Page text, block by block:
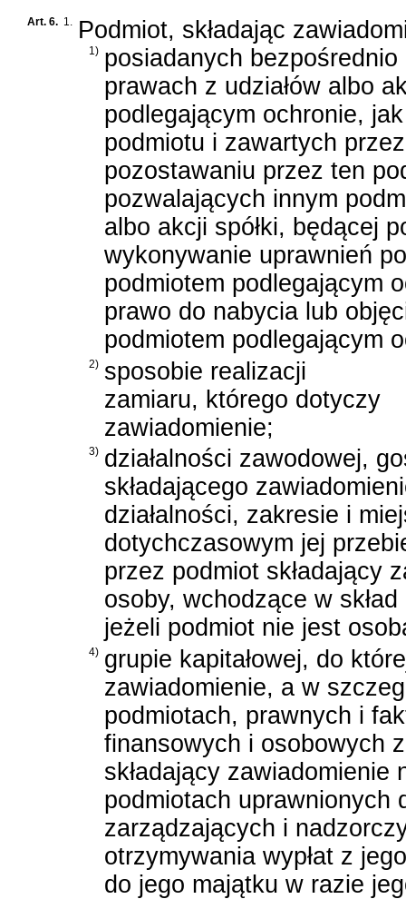
Art. 6. 1. Podmiot, składając
1) posiadanych
prawach z udziałów albo
podlegającym ochronie,
podmiotu i zawartych
pozostawaniu przez ten
pozwalających innym
albo akcji spółki, będącej
wykonywanie uprawnień
podmiotem podlegającym
prawo do nabycia lub
podmiotem podlegającym
2) sposobie realizacji
zamiaru, którego dotyczy
zawiadomienie;
3) działalności zawodowej,
składającego
działalności, zakresie i
dotychczasowym jej
przez podmiot składający
osoby, wchodzące w
jeżeli podmiot nie jest
4) grupie kapitałowej, do
zawiadomienie, a w
podmiotach, prawnych i
finansowych i osobowych
składający zawiadomienie
podmiotach uprawnionych
zarządzających i
otrzymywania wypłat z
do jego majątku w razie